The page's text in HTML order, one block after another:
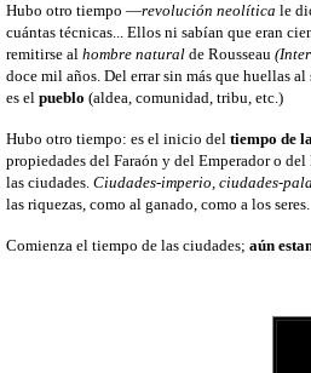
Hubo otro tiempo —revolución neolítica le
cuántas técnicas... Ellos ni sabían que eran
remitirse al hombre natural de Rousseau
doce mil años. Del errar sin más que huellas
es el pueblo (aldea, comunidad, tribu, etc.)
Hubo otro tiempo: es el inicio del tiempo de
propiedades del Faraón y del Emperador o del
las ciudades. Ciudades-imperio, ciudades-
las riquezas, como al ganado, como a los seres.
Comienza el tiempo de las ciudades; aún